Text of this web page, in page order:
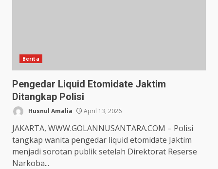
Berita
Pengedar Liquid Etomidate Jaktim
Ditangkap Polisi
Husnul Amalia April 13, 2026
JAKARTA, WWW.GOLANNUSANTARA.COM – Polisi
tangkap wanita pengedar liquid etomidate Jaktim
menjadi sorotan publik setelah Direktorat Reserse
Narkoba...